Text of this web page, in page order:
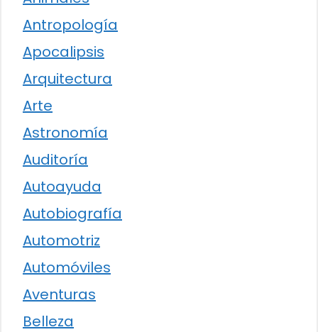
Antropología
Apocalipsis
Arquitectura
Arte
Astronomía
Auditoría
Autoayuda
Autobiografía
Automotriz
Automóviles
Aventuras
Belleza